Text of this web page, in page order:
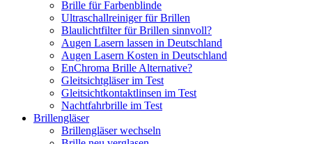
Brille für Farbenblinde
Ultraschallreiniger für Brillen
Blaulichtfilter für Brillen sinnvoll?
Augen Lasern lassen in Deutschland
Augen Lasern Kosten in Deutschland
EnChroma Brille Alternative?
Gleitsichtgläser im Test
Gleitsichtkontaktlinsen im Test
Nachtfahrbrille im Test
Brillengläser
Brillengläser wechseln